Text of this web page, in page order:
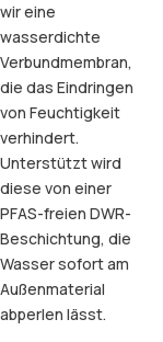
wir eine
wasserdichte
Verbundmembran,
die das Eindringen
von Feuchtigkeit
verhindert.
Unterstützt wird
diese von einer
PFAS-freien DWR-
Beschichtung, die
Wasser sofort am
Außenmaterial
abperlen lässt.